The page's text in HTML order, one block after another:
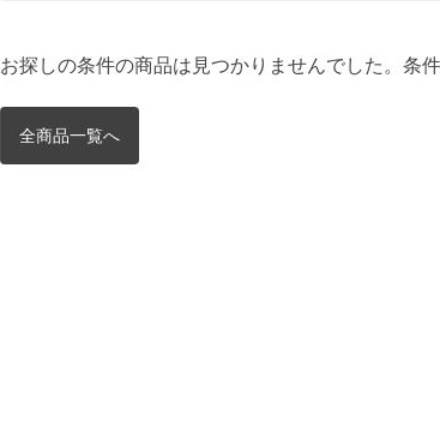
お探しの条件の商品は見つかりませんでした。条
全商品一覧へ